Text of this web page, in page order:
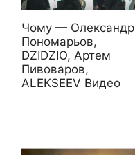
Чому — Олександр
Пономарьов,
DZIDZIO, Артем
Пивоваров,
ALEKSEEV Видео